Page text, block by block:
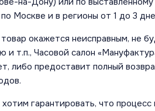
Москве и в регионы от 1 до 3
окажется неисправным, не
и т.п., Часовой салон
либо предоставит полный
гарантировать, что процесс